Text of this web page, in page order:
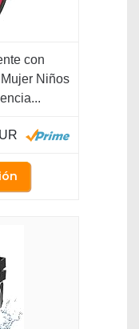
con
Niños